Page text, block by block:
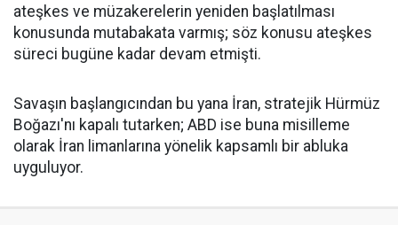
ateşkes ve müzakerelerin yeniden başlatılması
konusunda mutabakata varmış; söz konusu ateşkes
süreci bugüne kadar devam etmişti.
Savaşın başlangıcından bu yana İran, stratejik Hürmüz
Boğazı'nı kapalı tutarken; ABD ise buna misilleme
olarak İran limanlarına yönelik kapsamlı bir abluka
uyguluyor.